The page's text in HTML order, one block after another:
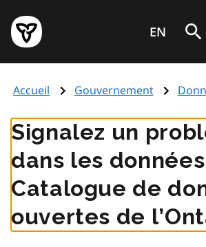
au
contenu
principal
Page
d'accueil
de
EN
Accueil Gouvernement
Signalez un
dans les données
Catalogue de
ouvertes de